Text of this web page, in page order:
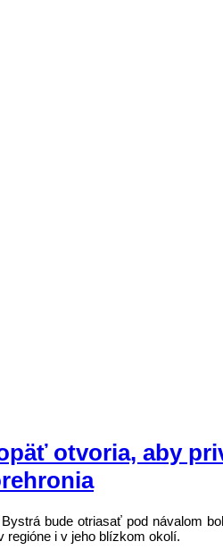
otvoria, aby
bude otriasať pod návalom
regióne i v jeho blízkom okolí.